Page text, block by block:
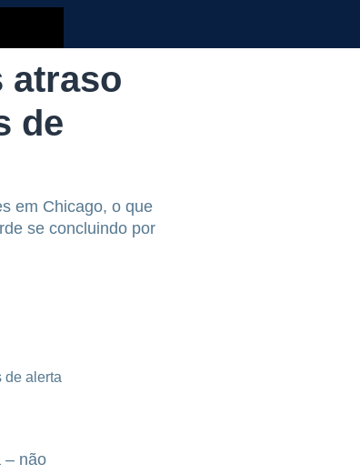
atraso
de
em Chicago, o que
se concluindo por
– não